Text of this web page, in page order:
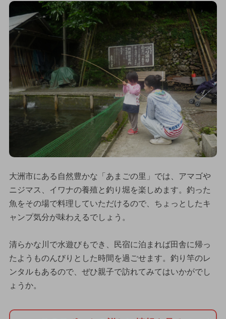
大洲市にある自然豊かな「あまごの里」では、アマゴや
ニジマス、イワナの養殖と釣り堀を楽しめます。釣った
魚をその場で料理していただけるので、ちょっとしたキ
ャンプ気分が味わえるでしょう。
清らかな川で水遊びもでき、民宿に泊まれば田舎に帰っ
たようものんびりとした時間を過ごせます。釣り竿のレ
ンタルもあるので、ぜひ親子で訪れてみてはいかがでし
ょうか。